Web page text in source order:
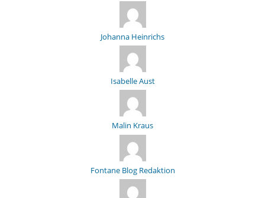
Johanna Heinrichs
Isabelle Aust
Malin Kraus
Fontane Blog Redaktion